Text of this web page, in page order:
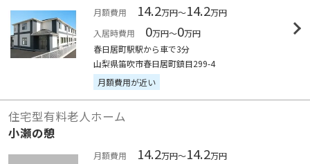
月額費用 14.2万円～14.2万円
入居時費用
0万円～0万円
春日居町駅駅から車で3分
山梨県笛吹市春日居町鎮目299-4
月額費用が近い
住宅型有料老人ホーム
小瀬の憩
月額費用 14.2万円～14.2万円